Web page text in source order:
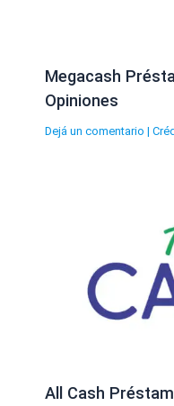
Megacash
Opiniones
Dejá un comentario |
All Cash